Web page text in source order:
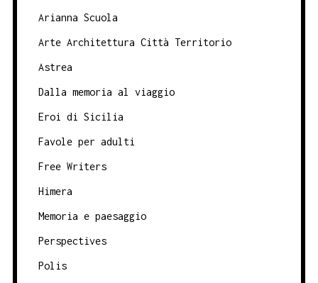
Arianna Scuola
Arte Architettura Città Territorio
Astrea
Dalla memoria al viaggio
Eroi di Sicilia
Favole per adulti
Free Writers
Himera
Memoria e paesaggio
Perspectives
Polis